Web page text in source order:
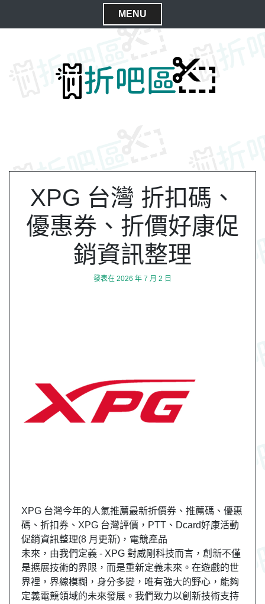
MENU
C
XPG 台灣 折扣碼、
優惠券、折價好康促
銷資訊整理
發表在 2026 年 7 月 2 日
XPG 台灣今年的人氣推薦最新折價券、推薦碼、優惠
碼、折扣券、XPG 台灣評價，PTT、Dcard好康活動
促銷資訊整理(8 月更新)，電競產品
未來，由我們定義 - XPG 對威剛科技而言，創新不僅
是擴展技術的界限，而是重新定義未來。在遊戲的世
界裡，界線模糊，身分多變，唯有強大的野心，能夠
定義電競領域的未來發展。我們致力以創新技術支持